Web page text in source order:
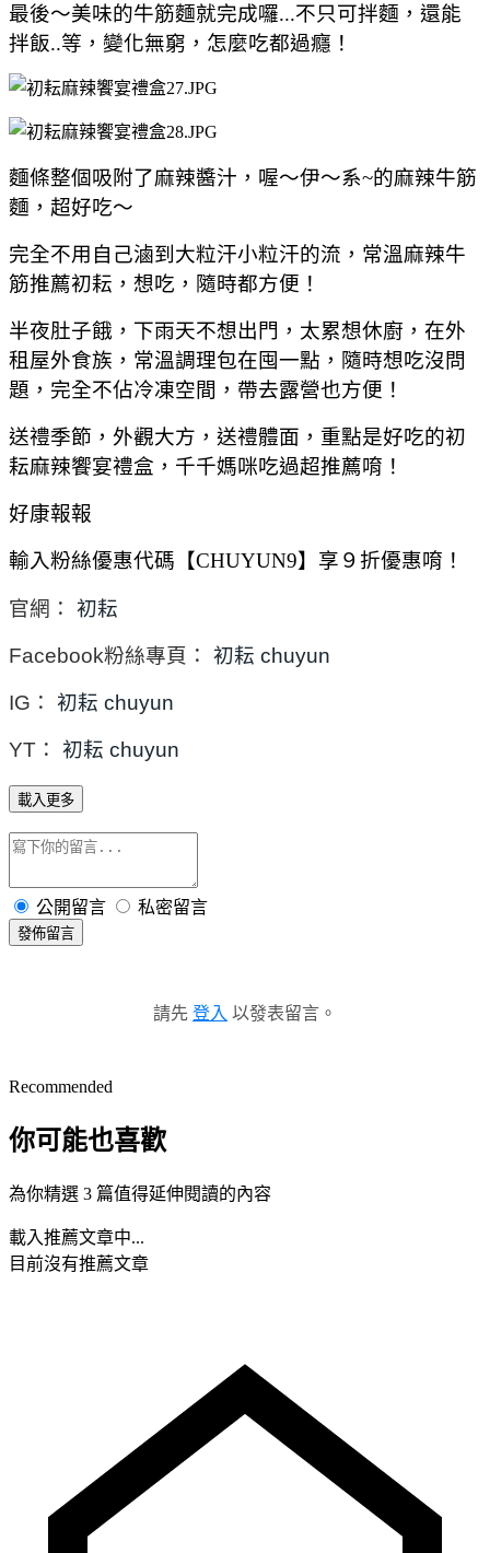
最後～美味的牛筋麵就完成囉...不只可拌麵，還能
拌飯..等，變化無窮，怎麼吃都過癮！
麵條整個吸附了麻辣醬汁，喔～伊～系~的麻辣牛筋
麵，超好吃～
完全不用自己滷到大粒汗小粒汗的流，常溫麻辣牛
筋推薦初耘，想吃，隨時都方便！
半夜肚子餓，下雨天不想出門，太累想休廚，在外
租屋外食族，常溫調理包在囤一點，隨時想吃沒問
題，完全不佔冷凍空間，帶去露營也方便！
送禮季節，外觀大方，送禮體面，重點是好吃的初
耘麻辣饗宴禮盒，千千媽咪吃過超推薦唷！
好康報報
輸入粉絲優惠代碼【CHUYUN9】享９折優惠唷！
官網： 初耘
Facebook粉絲專頁： 初耘 chuyun
IG： 初耘 chuyun
YT： 初耘 chuyun
載入更多
公開留言 私密留言
發佈留言
請先 登入 以發表留言。
Recommended
你可能也喜歡
為你精選 3 篇值得延伸閱讀的內容
載入推薦文章中...
目前沒有推薦文章